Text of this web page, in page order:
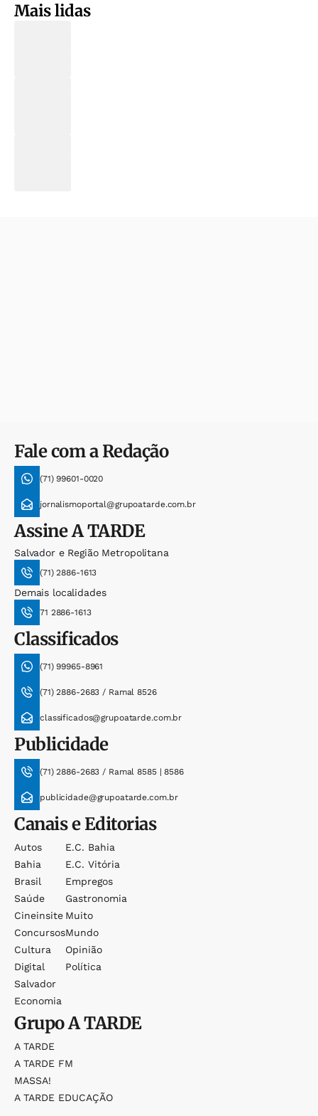
Mais lidas
Fale com a Redação
(71) 99601-0020
jornalismoportal@grupoatarde.com.br
AssineA TARDE
Salvador e Região Metropolitana
(71) 2886-1613
Demais localidades
71 2886-1613
Classificados
(71) 99965-8961
(71) 2886-2683 / Ramal 8526
classificados@grupoatarde.com.br
Publicidade
(71) 2886-2683 / Ramal 8585 | 8586
publicidade@grupoatarde.com.br
Canais e Editorias
Autos
Bahia
Brasil
Saúde
Cineinsite
Concursos
Cultura
Digital
Salvador
Economia
E.c. Bahia
E.c. Vitória
Empregos
Gastronomia
Muito
Mundo
Opinião
Política
GrupoA TARDE
A TARDE
A TARDE FM
MASSA!
A TARDE EDUCAÇÃO